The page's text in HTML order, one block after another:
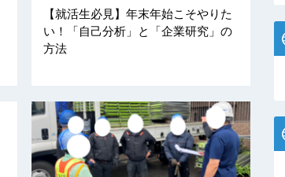
【就活生必見】年末年始こそやりた
い！「自己分析」と「企業研究」の
方法